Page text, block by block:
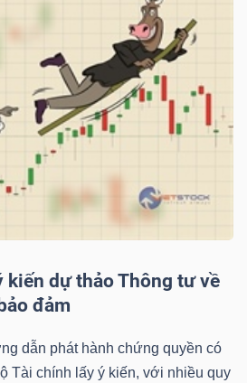
kiến dự thảo Thông tư về
đảm
dẫn phát hành chứng quyền có
Tài chính lấy ý kiến, với nhiều quy